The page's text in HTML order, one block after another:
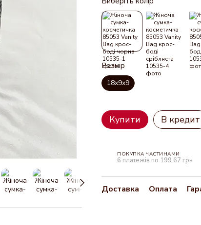
Розмір
18x9x9
Купити В кредит
ПОКУПКА ЧАСТИНАМИ
6 платежів по 199.67 грн
Доставка Оплата